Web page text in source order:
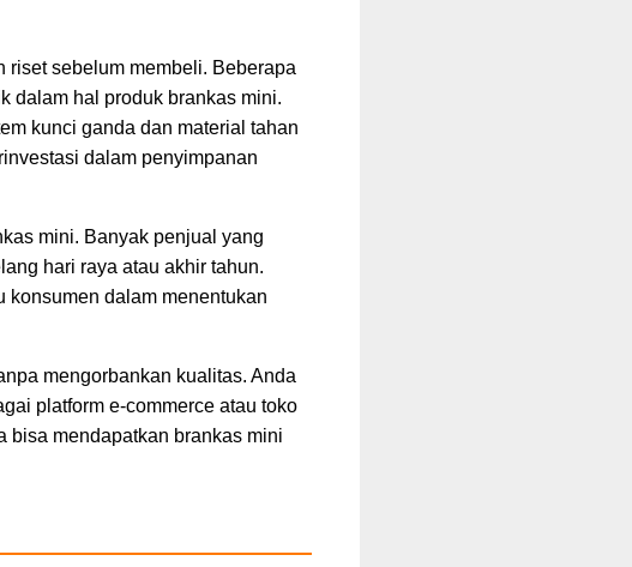
riset sebelum membeli. Beberapa
dalam hal produk brankas mini.
kunci ganda dan material tahan
dalam penyimpanan
mini. Banyak penjual yang
hari raya atau akhir tahun.
konsumen dalam menentukan
mengorbankan kualitas. Anda
platform e-commerce atau toko
bisa mendapatkan brankas mini